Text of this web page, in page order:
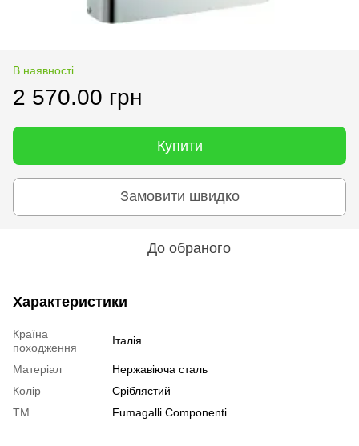
В наявності
2 570.00 грн
Купити
Замовити швидко
До обраного
Характеристики
Країна
походження
Італія
Матеріал
Нержавіюча сталь
Колір
Сріблястий
ТМ
Fumagalli Componenti